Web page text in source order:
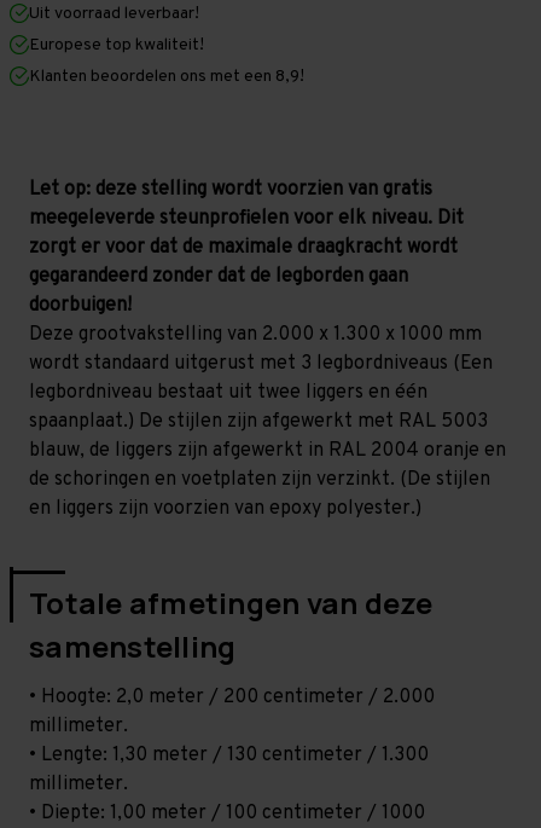
mm
x
1.000
mm
mm
1.000
mm
Uit voorraad leverbaar!
Europese top kwaliteit!
Klanten beoordelen ons met een 8,9!
Let op: deze stelling wordt voorzien van gratis
meegeleverde steunprofielen voor elk niveau. Dit
zorgt er voor dat de maximale draagkracht wordt
gegarandeerd zonder dat de legborden gaan
doorbuigen!
Deze grootvakstelling van 2.000 x 1.300 x 1000 mm
wordt standaard uitgerust met 3 legbordniveaus (Een
legbordniveau bestaat uit twee liggers en één
spaanplaat.) De stijlen zijn afgewerkt met RAL 5003
blauw, de liggers zijn afgewerkt in RAL 2004 oranje en
de schoringen en voetplaten zijn verzinkt. (De stijlen
en liggers zijn voorzien van epoxy polyester.)
Totale afmetingen van deze
samenstelling
• Hoogte: 2,0 meter / 200 centimeter / 2.000
millimeter.
• Lengte: 1,30 meter / 130 centimeter / 1.300
millimeter.
• Diepte: 1,00 meter / 100 centimeter / 1000